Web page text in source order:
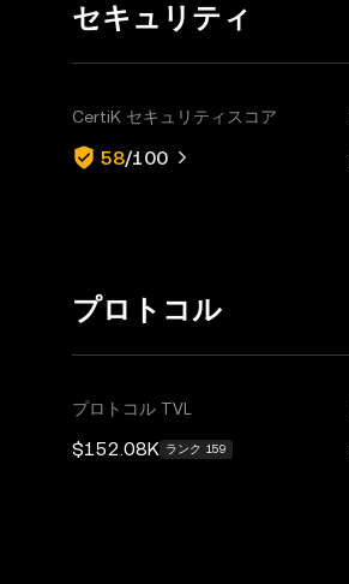
セキュリティ
CertiK セキュリティスコア
58/100
プロトコル
プロトコル TVL
$152.08K ランク 159